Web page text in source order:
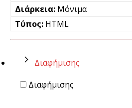
Μόνιμα
HTML
Διαφήμισης
Διαφήμισης